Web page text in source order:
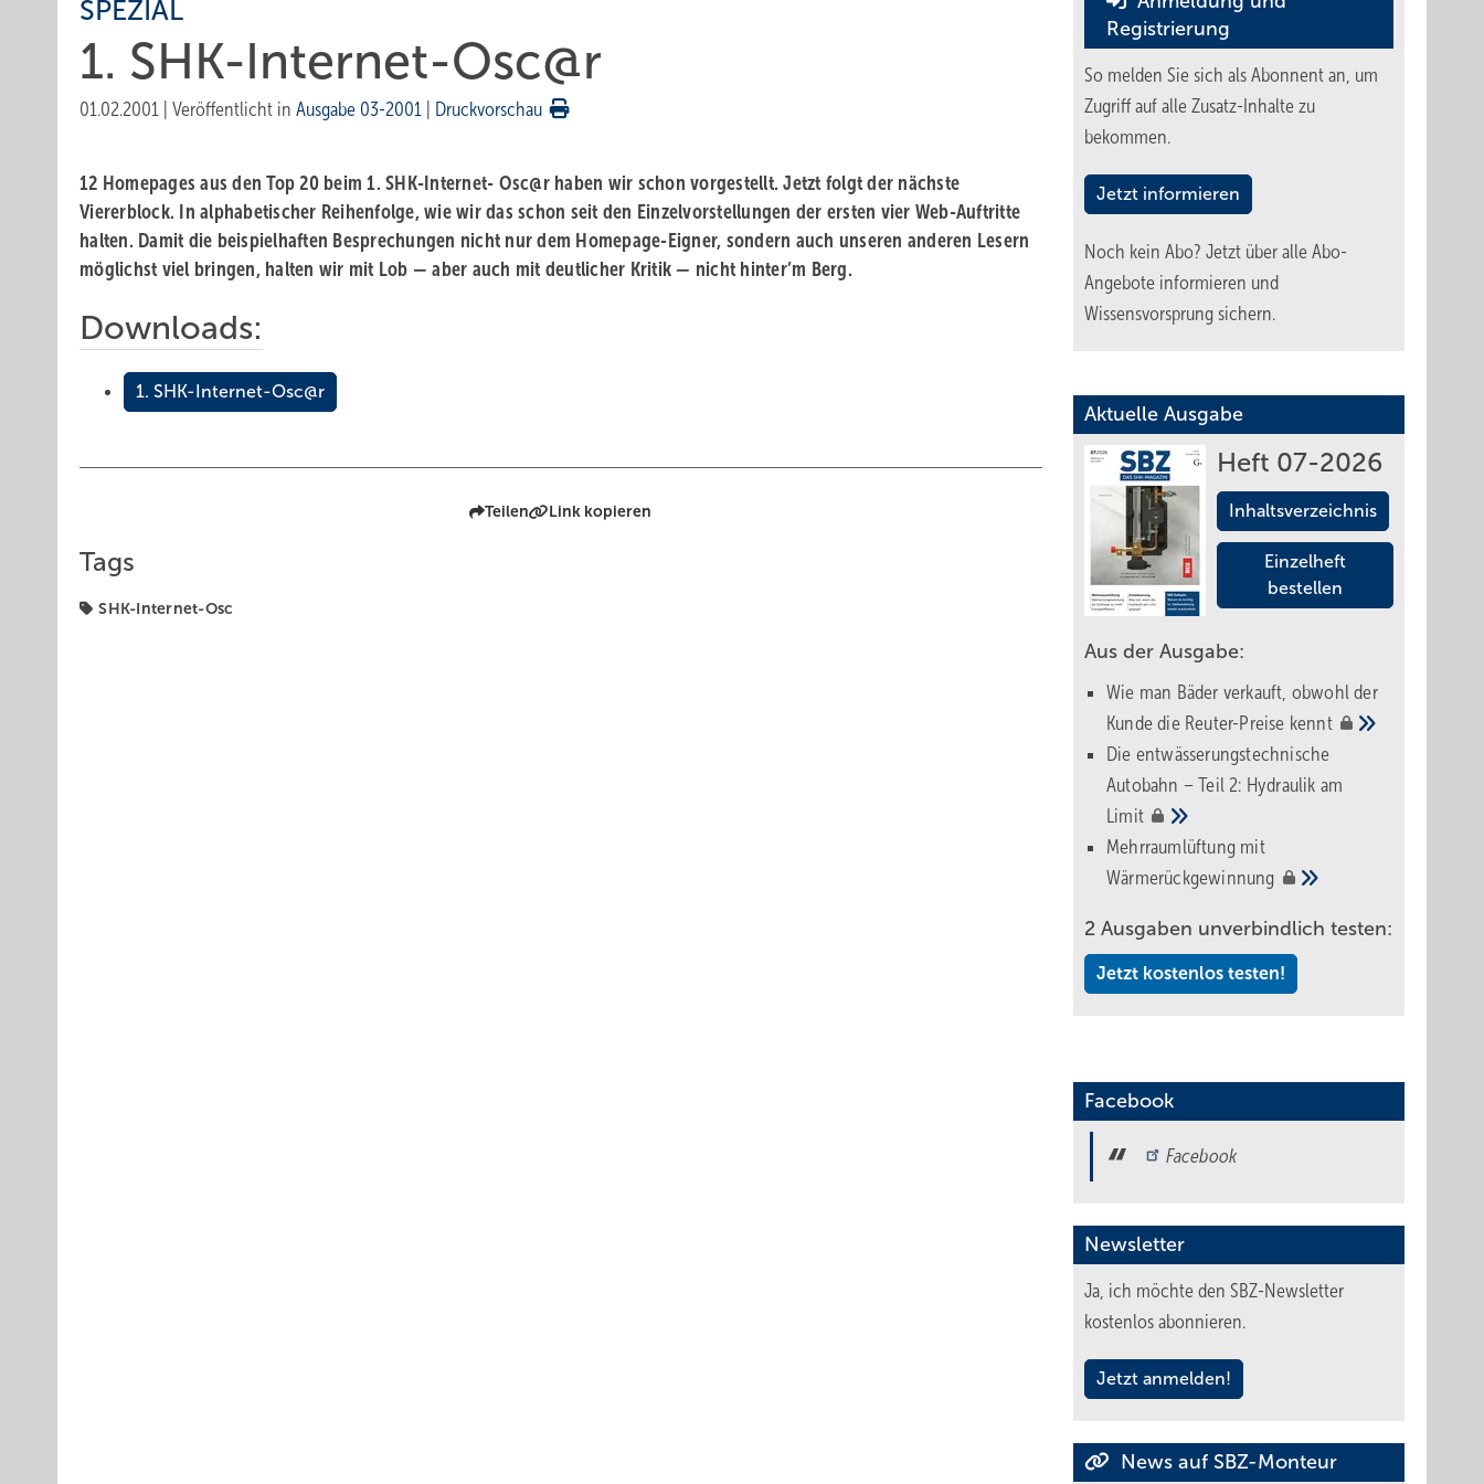
SPEZIAL
1. SHK-Internet-Osc@r
01.02.2001 Veröffentlicht in Ausgabe 03-2001 Druckvorschau
12 Homepages aus den Top 20 beim 1. SHK-Internet- Osc@r haben wir schon vorgestellt. Jetzt folgt der nächste
Viererblock. In alphabetischer Reihenfolge, wie wir das schon seit den Einzelvorstellungen der ersten vier Web-Auftritte
halten. Damit die beispielhaften Besprechungen nicht nur dem Homepage-Eigner, sondern auch unseren anderen Lesern
möglichst viel bringen, halten wir mit Lob — aber auch mit deutlicher Kritik — nicht hinter’m Berg.
Downloads:
1. SHK-Internet-Osc@r
Teilen Link kopieren
Tags
SHK-Internet-Osc
Registrierung
So melden Sie sich als Abonnent an, um
Zugriff auf alle Zusatz-Inhalte zu
bekommen.
Jetzt informieren
Noch kein Abo? Jetzt über alle Abo-
Angebote informieren und
Wissensvorsprung sichern.
Aktuelle Ausgabe
Heft 07-2026
Inhaltsverzeichnis
Einzelheft
bestellen
Aus der Ausgabe:
Wie man Bäder verkauft, obwohl der
Kunde die Reuter-Preise kennt
Die entwässerungstechnische
Autobahn – Teil 2: Hydraulik am
Limit
Mehrraumlüftung mit
Wärmerückgewinnung
2 Ausgaben unverbindlich testen:
Jetzt kostenlos testen!
Facebook
Facebook
Newsletter
Ja, ich möchte den SBZ-Newsletter
kostenlos abonnieren.
Jetzt anmelden!
News auf SBZ-Monteur